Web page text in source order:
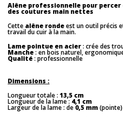
Alêne professionnelle pour
des coutures main nettes
Cette alêne ronde est un outil précis
travail du cuir à la main.
Lame pointue en acier: crée des
Manche: en bois naturel,
Qualité: professionnelle
Dimensions :
Longueur totale : 13,5 cm
Longueur de la lame : 4,1 cm
Largeur de la lame : de0,5 mm